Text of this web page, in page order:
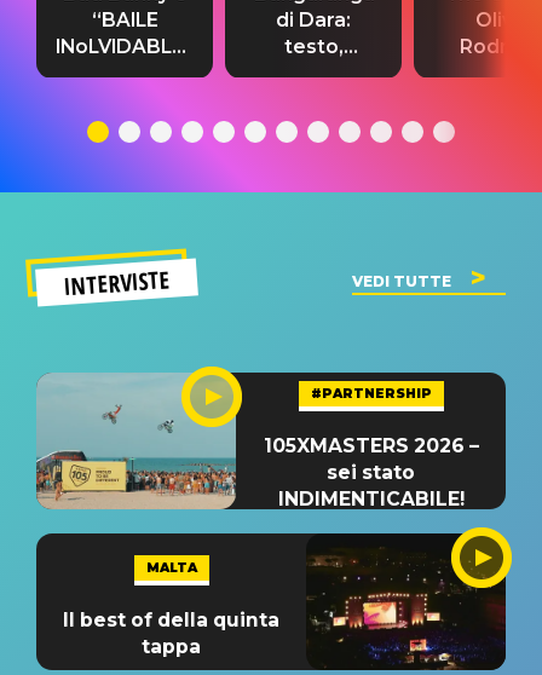
“BAILE
INoLVIDABLE”:
testo,
significato
di Dara:
testo,
traduzione e
del singolo
Olivia
testo,
INTERVISTE VEDI TUTTE
#PARTNERSHIP
105XMASTERS 2026 –
sei stato
INDIMENTICABILE!
MALTA
Il best of della quinta
tappa